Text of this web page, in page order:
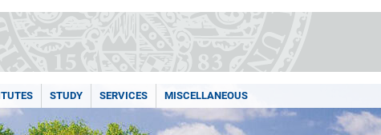
STUDY SERVICES MISCELLANEOUS